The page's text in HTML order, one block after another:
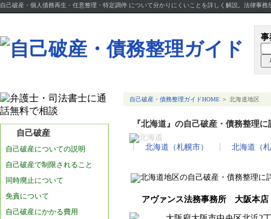
自己破産・個人債務再生・任意整理・特定調停 について分かりにくいことを詳しく解説。法律事務
事
自己破産
自己破産についての説明
自己破産で制限されること
同時廃止について
免責について
自己破産にかかる費用
自己破産・債務整理ガイドHOME ＞ 北海道地区
『北海道』の自己破産・債務整理
北海道（札幌市） 北海道（
北海道地区の自己破産・債務整理に
アヴァンス法務事務所 大阪本店